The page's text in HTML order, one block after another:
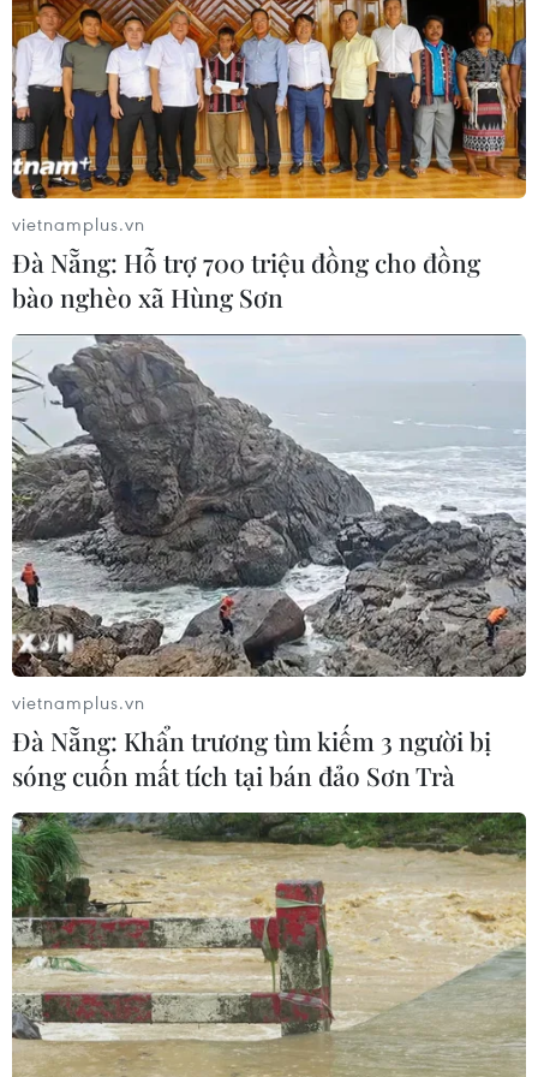
01/08/2026 03:28
Chứng khoán bứt tốc cuối phiên, chỉ
số VN-Index tăng gần 40 điểm
Hoa Kỳ áp thuế bổ sung: Thị trường
chứng khoán đã phản ánh phần lớn
thông tin
30/07/2026 07:50
Chứng khoán châu Á ngược chiều
Phố Wall sau cuộc họp của Fed
30/07/2026 02:18
Chứng khoán ngày 29/7: VN-Index
bật tăng lấy lại mốc 1.700 điểm
29/07/2026 09:59
Cổ phiếu công nghệ và bán dẫn của
Mỹ giảm mạnh
29/07/2026 00:20
Chứng khoán châu Á hứng chịu đợt
bán tháo mới
28/07/2026 10:41
vietnamplus.vn
Đà Nẵng: Hỗ trợ 700 triệu đồng cho đồng
bào nghèo xã Hùng Sơn
vietnamplus.vn
Đà Nẵng: Khẩn trương tìm kiếm 3 người bị
sóng cuốn mất tích tại bán đảo Sơn Trà